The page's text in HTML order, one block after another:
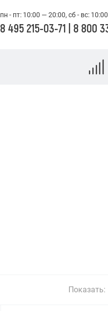
пн - пт: 10:00 — 20:00, сб - вс:
8 495 215-03-71 | 8 800
Показать: